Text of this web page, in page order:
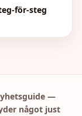
för-steg
—
något just